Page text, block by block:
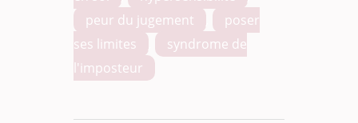
peur du jugement
poser
ses limites
syndrome de
l'imposteur